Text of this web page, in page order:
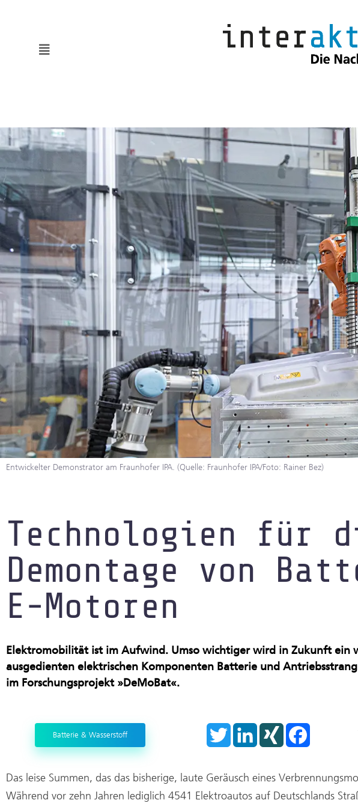
Automatisierung & Robotik
Batterie & Wasserstoff
Digitalisierung
Embodied AI
Fabrik- und Prozessgestaltung
Gesundsheitsindustrie
Künstliche Intelligenz & Maschinelles
Sehen
Leichtbau & Additive Verfahren
Multifunktionale Materialien
Produktion im Rein- und Trockenraum
Start-ups
Entwickelter Demonstrator am Fraunhofer IPA. (Quelle: Fraunhofer IPA/Foto: Rainer Bez)
Technologien für
Demontage von
E-Motoren
Elektromobilität ist im Aufwind. Umso wichtiger wird in Zukunft ein
ausgedienten elektrischen Komponenten Batterie und
im Forschungsprojekt »DeMoBat«.
Batterie & Wasserstoff
T
e
r
L
n
d
I
n
X
N
o
o
k
Das leise Summen, das das bisherige, laute Geräusch eines
Während vor zehn Jahren lediglich 4541 Elektroautos auf Deutschlands